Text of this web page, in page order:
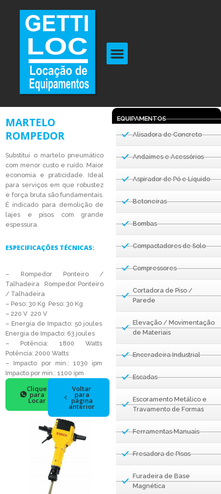
EQUIPAMENTOS
Alisadora de Concreto
Andaímes e Acessórios
Aspirador de Pó e Líquido
Betoneiras
Bombas
Compactadores de Solo
Compressores
Cortadora de Piso /
Parede
Elevação / Movimentação
de Materiais
Enceradeira Industrial
Escadas
Escoramento Metálico e
Travamento de Formas
Ferramentas Manuais
Fresadora de Pisos
Furadeira de Base
Magnética
MARTELO
ROMPEDOR
Substitui o martelo pneumático
com menor custo e ruído. Maior
economia e praticidade. Ideal
para serviços em que robustez
e força bruta são fundamentais.
É indicado para demolição de
lajes e pisos com grande
espessura.
ESPECIFICAÇÕES TÉCNICAS:
– Rompedor Ponteiro /
Talhadeira Rompedor Ponteiro
/ Talhadeira
– Peso: 30 Kg Peso: 30 Kg
– 220 V 220 V
– Energia de Impacto: 50 joules
Energia de Impacto: 63 joules
– Potência: 1800 Watts
Potência: 2000 Watts
– Impacto por min.: 1030 ipm
Impacto por min.: 1100 ipm
Clique
para
Locar
Voltar
para
página
anterior